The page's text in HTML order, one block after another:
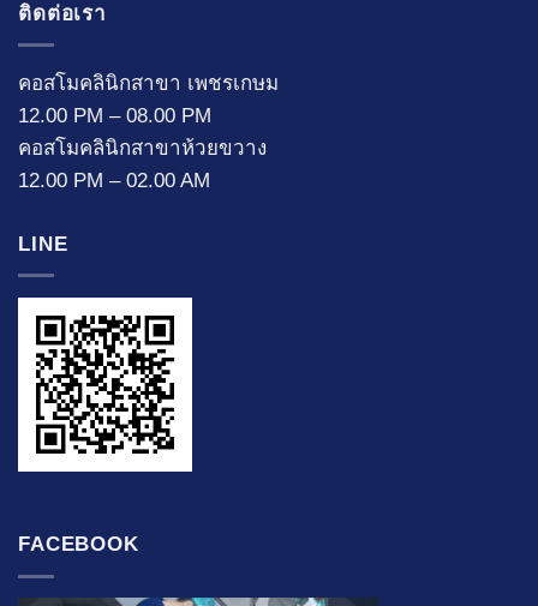
ติดต่อเรา
คอสโมคลินิกสาขา เพชรเกษม
12.00 PM – 08.00 PM
คอสโมคลินิกสาขาห้วยขวาง
12.00 PM – 02.00 AM
LINE
FACEBOOK